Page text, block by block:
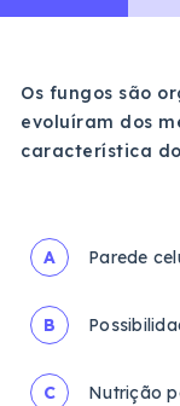
Os fungos são
evoluíram dos
característica
A Parede
B
C Nutrição